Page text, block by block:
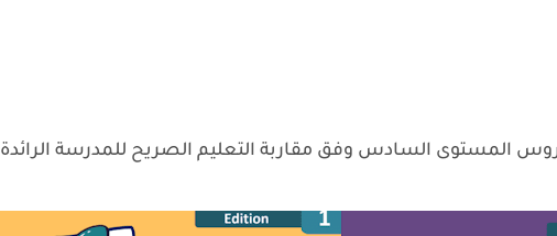
المستوى السادس وفق مقاربة التعليم الصريح للمدرسة الرائدة